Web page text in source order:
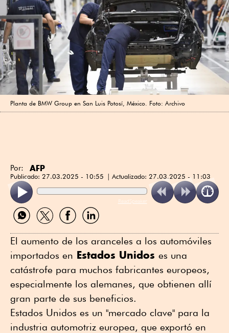
Planta de BMW Group en San Luis Potosí, México. Foto: Archivo
Por: AFP
Publicado: 27.03.2025 - 10:55 Actualizado: 27.03.2025 - 11:03
ReadSpeaker
Compartir
por
Compartir
por
Compartir
por
Compartir
por
El aumento de los aranceles a los automóviles
importados en Estados Unidos es una
catástrofe para muchos fabricantes europeos,
especialmente los alemanes, que obtienen allí
gran parte de sus beneficios.
Estados Unidos es un "mercado clave" para la
industria automotriz europea, que exportó en